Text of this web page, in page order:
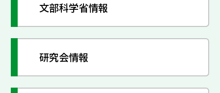
文部科学省情報
研究会情報